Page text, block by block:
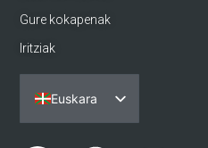
Gure kokapenak
Iritziak
Euskara
Español